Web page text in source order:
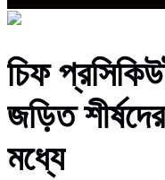
চিফ
জড়িত
মধ্যে